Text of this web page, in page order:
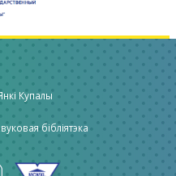
Купалы
бібліятэка